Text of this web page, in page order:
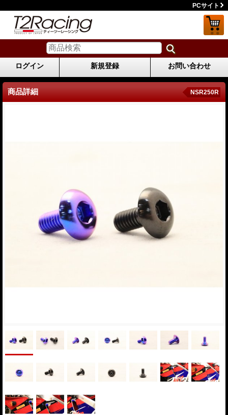
PCサイト
ログイン 新規登録 お問い合わせ
商品詳細 NSR250R